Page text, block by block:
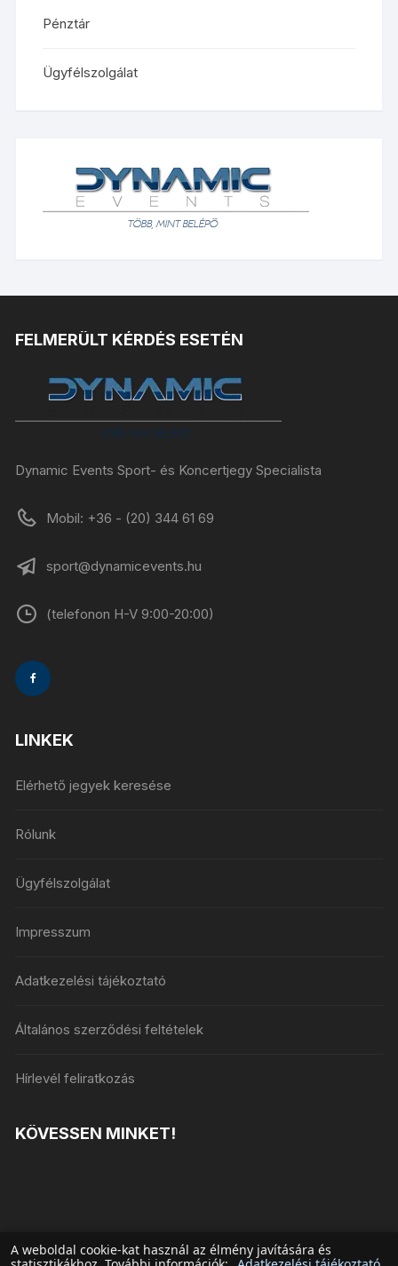
Pénztár
Ügyfélszolgálat
FELMERÜLT KÉRDÉS ESETÉN
Dynamic Events Sport- és Koncertjegy Specialista
Mobil: +36 - (20) 344 61 69
sport@dynamicevents.hu
(telefonon H-V 9:00-20:00)
LINKEK
Elérhető jegyek keresése
Rólunk
Ügyfélszolgálat
Impresszum
Adatkezelési tájékoztató
Általános szerződési feltételek
Hírlevél feliratkozás
KÖVESSEN MINKET!
A weboldal cookie-kat használ az élmény javítására és